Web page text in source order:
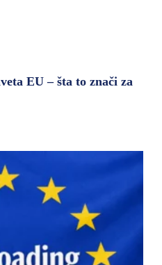
EU – šta to znači za